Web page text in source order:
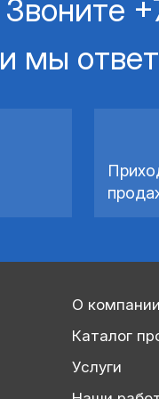
Звоните
и мы
О компании
Каталог
Услуги